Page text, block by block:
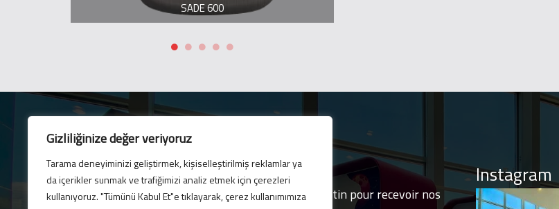
Gizliliğinize değer veriyoruz
Tarama deneyiminizi geliştirmek, kişiselleştirilmiş reklamlar ya
da içerikler sunmak ve trafiğimizi analiz etmek için çerezleri
kullanıyoruz. "Tümünü Kabul Et"e tıklayarak, çerez kullanımımıza
SADE 600
Lettre électronique
Abonnez-vous à notre bulletin pour recevoir nos
Instagram